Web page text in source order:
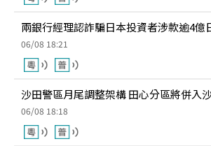
兩銀行經理認詐騙日本投資者涉款逾4億
06/08 18:21
沙田警區月尾調整架構 田心分區將併入
06/08 18:18